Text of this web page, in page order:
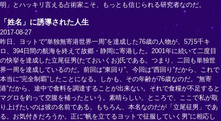
明」とハッキリ言える占術家こそ、もっとも信じられる研究者なのだ。
「姓名」に誘導された人生
2017-08-27
昨日、ヨットで“単独無寄港世界一周”を達成した76歳の人物が、5万5千キ
ロ、394日間の航海を終えて故郷・静岡に寄港した。2001年に続いて二度目
の快挙を達成した立尾征男(たておいくお)氏である。つまり、二回も単独世
界一周を達成しているのだ。前回は“東回り”、今回は“西回り”だから、これで
本当に“完全制覇”したことになる。しかも、その年齢が76歳なのだ。“無寄
港”だから、途中で食料を調達することが出来ない。それで食糧が不足すると
マグロを釣って空腹を補ったという。素晴らしい。ところで、ここで私が取
り上げたいのは彼の名前である。もちろん、本名なのだが「立尾征男」であ
る。お気付きだろうか。正に“帆を立てるヨットで征服していく男”に相応し